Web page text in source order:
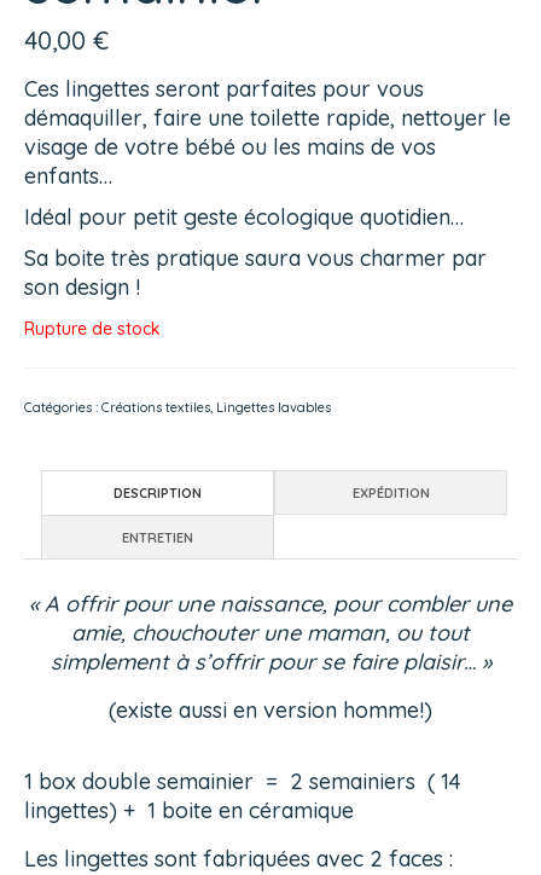
40,00 €
Ces lingettes seront parfaites pour vous
démaquiller, faire une toilette rapide, nettoyer le
visage de votre bébé ou les mains de vos
enfants…
Idéal pour petit geste écologique quotidien…
Sa boite très pratique saura vous charmer par
son design !
Rupture de stock
Catégories : Créations textiles, Lingettes lavables
DESCRIPTION EXPÉDITION
ENTRETIEN
« A offrir pour une naissance, pour combler une
amie, chouchouter une maman, ou tout
simplement à s’offrir pour se faire plaisir… »
(existe aussi en version homme!)
1 box double semainier = 2 semainiers ( 14
lingettes) + 1 boite en céramique
Les lingettes sont fabriquées avec 2 faces :